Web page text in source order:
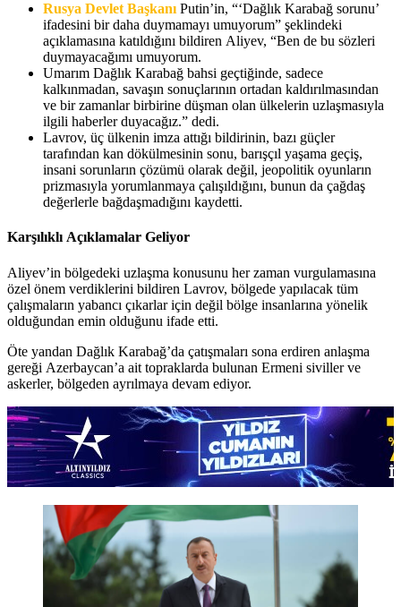
Rusya Devlet Başkanı Putin’in, “‘Dağlık Karabağ sorunu’
ifadesini bir daha duymamayı umuyorum” şeklindeki
açıklamasına katıldığını bildiren Aliyev, “Ben de bu sözleri
duymayacağımı umuyorum.
Umarım Dağlık Karabağ bahsi geçtiğinde, sadece
kalkınmadan, savaşın sonuçlarının ortadan kaldırılmasından
ve bir zamanlar birbirine düşman olan ülkelerin uzlaşmasıyla
ilgili haberler duyacağız.” dedi.
Lavrov, üç ülkenin imza attığı bildirinin, bazı güçler
tarafından kan dökülmesinin sonu, barışçıl yaşama geçiş,
insani sorunların çözümü olarak değil, jeopolitik oyunların
prizmasıyla yorumlanmaya çalışıldığını, bunun da çağdaş
değerlerle bağdaşmadığını kaydetti.
Karşılıklı Açıklamalar Geliyor
Aliyev’in bölgedeki uzlaşma konusunu her zaman vurgulamasına
özel önem verdiklerini bildiren Lavrov, bölgede yapılacak tüm
çalışmaların yabancı çıkarlar için değil bölge insanlarına yönelik
olduğundan emin olduğunu ifade etti.
Öte yandan Dağlık Karabağ’da çatışmaları sona erdiren anlaşma
gereği Azerbaycan’a ait topraklarda bulunan Ermeni siviller ve
askerler, bölgeden ayrılmaya devam ediyor.